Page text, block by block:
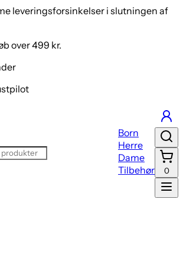
leveringsforsinkelser i slutningen af
over 499 kr.
Born
Herre
Dame
Tilbehør
0